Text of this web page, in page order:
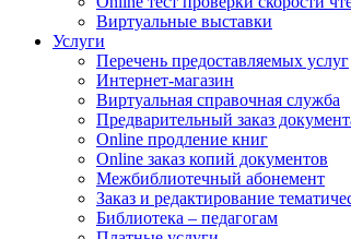
Виртуальные выставки
Услуги
Перечень предоставляемых услуг
Интернет-магазин
Виртуальная справочная служба
Предварительный заказ
Online продление книг
Online заказ копий документов
Межбиблиотечный абонемент
Заказ и редактирование
Библиотека – педагогам